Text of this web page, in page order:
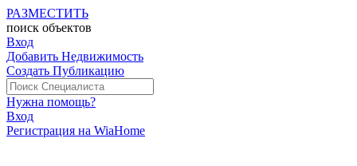
РАЗМЕСТИТЬ
поиск объектов
Вход
Добавить Недвижимость
Создать Публикацию
Нужна помощь?
Вход
Регистрация на WiaHome